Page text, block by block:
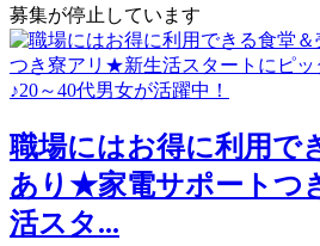
募集が停止しています
職場にはお得に利用で
あり★家電サポートつ
活スタ...